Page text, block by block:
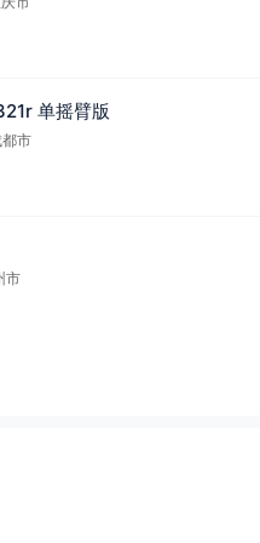
单摇臂版
市
市